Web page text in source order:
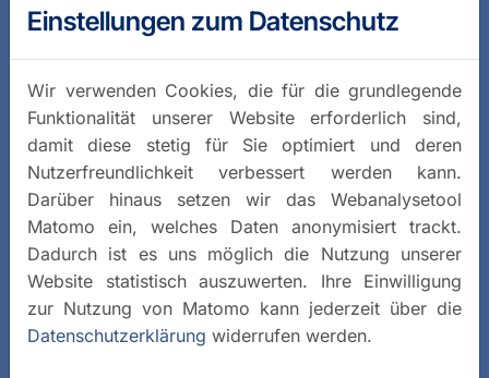
Einstellungen zum Datenschutz
Wir verwenden Cookies, die für die grundlegende
Funktionalität unserer Website erforderlich sind,
damit diese stetig für Sie optimiert und deren
Nutzerfreundlichkeit verbessert werden kann.
Darüber hinaus setzen wir das Webanalysetool
Matomo ein, welches Daten anonymisiert trackt.
Dadurch ist es uns möglich die Nutzung unserer
Website statistisch auszuwerten. Ihre Einwilligung
zur Nutzung von Matomo kann jederzeit über die
Datenschutzerklärung widerrufen werden.